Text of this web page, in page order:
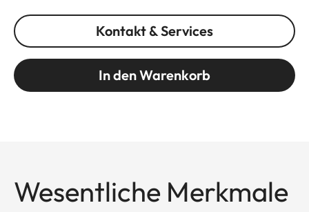
Kontakt & Services
In den Warenkorb
Wesentliche Merkmale